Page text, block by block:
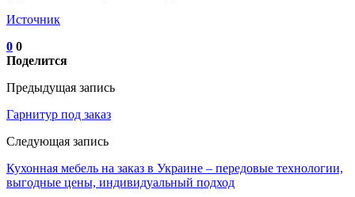
Источник
0 0
Поделится
Предыдущая запись
Гарнитур под заказ
Следующая запись
Кухонная мебель на заказ в Украине – передовые технологии,
выгодные цены, индивидуальный подход